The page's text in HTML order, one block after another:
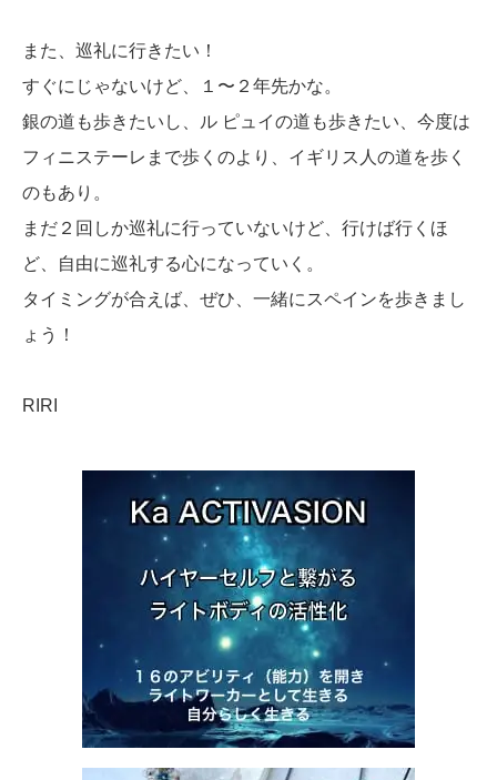
また、巡礼に行きたい！
すぐにじゃないけど、１〜２年先かな。
銀の道も歩きたいし、ル ピュイの道も歩きたい、今度は
フィニステーレまで歩くのより、イギリス人の道を歩く
のもあり。
まだ２回しか巡礼に行っていないけど、行けば行くほ
ど、自由に巡礼する心になっていく。
タイミングが合えば、ぜひ、一緒にスペインを歩きまし
ょう！
RIRI